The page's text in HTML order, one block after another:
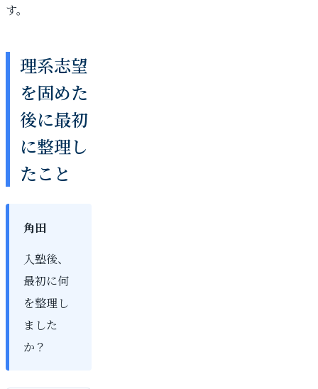
す。
理系志望
を固めた
後に最初
に整理し
たこと
角田
入塾後、
最初に何
を整理し
ました
か？